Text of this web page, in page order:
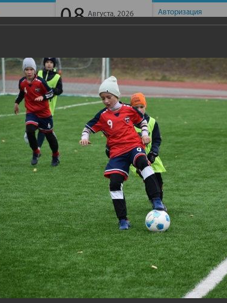
08Августа, 2026
Суббота
Авторизация
Регистрация
НАГАЙБАК -ТВ ИНТЕРВЬЮ ФОТОГАЛЕРЕЯ